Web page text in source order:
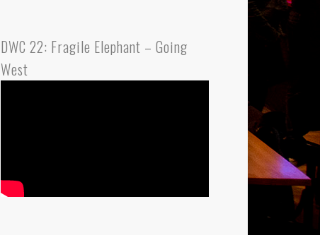
DWC 22: Fragile Elephant – Going
West